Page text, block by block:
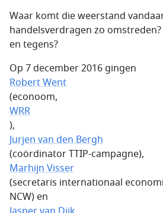
Waar komt die weerstand
handelsverdragen zo
en tegens?
Op 7 december 2016 gingen
Robert Went
(econoom,
WRR
),
Jurjen van den Bergh
(coördinator TTIP-campagne),
Marhijn Visser
(secretaris internationaal
NCW) en